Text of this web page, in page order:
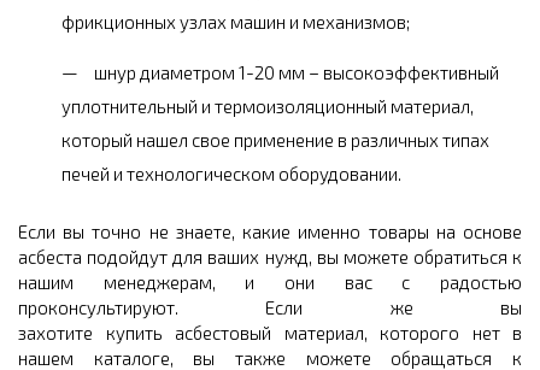
фрикционных узлах машин и механизмов;
шнур диаметром 1-20 мм – высокоэффективный
уплотнительный и термоизоляционный материал,
который нашел свое применение в различных типах
печей и технологическом оборудовании.
Если вы точно не знаете, какие именно товары на основе
асбеста подойдут для ваших нужд, вы можете обратиться к
нашим менеджерам, и они вас с радостью
проконсультируют. Если же вы
захотите купить асбестовый материал, которого нет в
нашем каталоге, вы также можете обращаться к